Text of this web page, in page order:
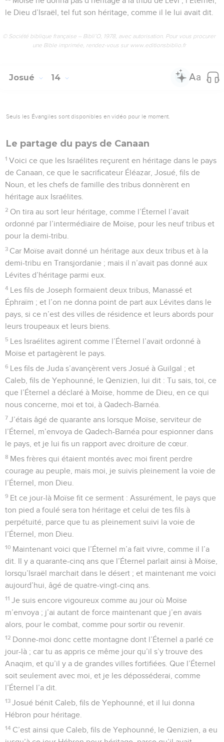
le Dieu d’Israël, tel fut son héritage, comme il le lui avait dit.
© Société biblique française – Bibli’O, 1978, avec autorisation. Pour vous procurer
une Bible imprimée, rendez-vous sur www.editionsbiblio.fr
Josué 14
Seuls les Évangiles sont disponibles en vidéo pour le moment.
Le partage du pays de Canaan
1 Voici ce que les Israélites reçurent en héritage dans le pays
de Canaan, ce que le sacrificateur Éléazar, Josué, fils de
Noun, et les chefs de famille des tribus donnèrent en
héritage aux Israélites.
2 On tira au sort leur héritage, comme l’Éternel l’avait
ordonné par l’intermédiaire de Moïse, pour les neuf tribus et
pour la demi-tribu.
3 Car Moïse avait donné un héritage aux deux tribus et à la
demi-tribu en Transjordanie ; mais il n’avait pas donné aux
Lévites d’héritage parmi eux.
4 Les fils de Joseph formaient deux tribus, Manassé et
Éphraïm ; et l’on ne donna point de part aux Lévites dans le
pays, si ce n’est des villes de résidence et leurs abords pour
leurs troupeaux et leurs biens.
5 Les Israélites agirent comme l’Éternel l’avait ordonné à
Moïse et partagèrent le pays.
6 Les fils de Juda s’avançèrent vers Josué à Guilgal ; et
Caleb, fils de Yephounné, le Qenizien, lui dit : Tu sais, toi, ce
que l’Éternel a déclaré à Moïse, homme de Dieu, en ce qui
nous concerne, moi et toi, à Qadech-Barnéa.
7 J’étais âgé de quarante ans lorsque Moïse, serviteur de
l’Éternel, m’envoya de Qadech-Barnéa pour espionner dans
le pays, et je lui fis un rapport avec droiture de cœur.
8 Mes frères qui étaient montés avec moi firent perdre
courage au peuple, mais moi, je suivis pleinement la voie de
l’Éternel, mon Dieu.
9 Et ce jour-là Moïse fit ce serment : Assurément, le pays que
ton pied a foulé sera ton héritage et celui de tes fils à
perpétuité, parce que tu as pleinement suivi la voie de
l’Éternel, mon Dieu.
10 Maintenant voici que l’Éternel m’a fait vivre, comme il l’a
dit. Il y a quarante-cinq ans que l’Éternel parlait ainsi à Moïse,
lorsqu’Israël marchait dans le désert ; et maintenant me voici
aujourd’hui, âgé de quatre-vingt-cinq ans.
11 Je suis encore vigoureux comme au jour où Moïse
m’envoya ; j’ai autant de force maintenant que j’en avais
alors, pour le combat, comme pour sortir ou revenir.
12 Donne-moi donc cette montagne dont l’Éternel a parlé ce
jour-là ; car tu as appris ce même jour qu’il s’y trouve des
Anaqim, et qu’il y a de grandes villes fortifiées. Que l’Éternel
soit seulement avec moi, et je les déposséderai, comme
l’Éternel l’a dit.
13 Josué bénit Caleb, fils de Yephounné, et il lui donna
Hébron pour héritage.
14 C’est ainsi que Caleb, fils de Yephounné, le Qenizien, a eu